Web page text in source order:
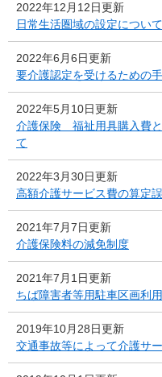
2022年12月12日更新
日常生活圏域の設定について
2022年6月6日更新
要介護認定を受けるための
2022年5月10日更新
介護保険 福祉用具購入費
て
2022年3月30日更新
高額介護サービス費の算定
2021年7月7日更新
介護保険料の減免制度
2021年7月1日更新
ちば障害者等用駐車区画利
2019年10月28日更新
交通事故等によって介護サ